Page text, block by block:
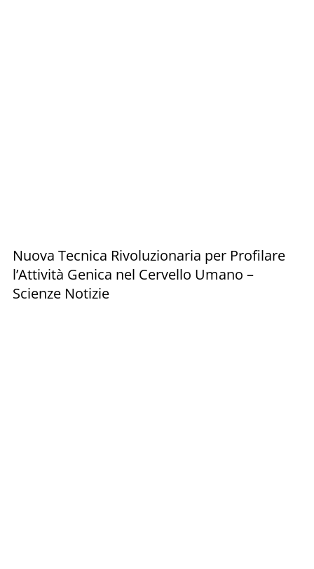
Nuova Tecnica Rivoluzionaria per Profilare
l’Attività Genica nel Cervello Umano –
Scienze Notizie